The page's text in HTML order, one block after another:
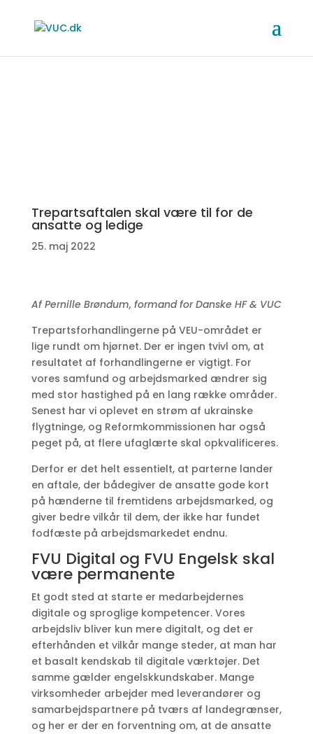
Trepartsaftalen skal være til for de
ansatte og ledige
25. maj 2022
Af Pernille Brøndum, formand for Danske HF & VUC
Trepartsforhandlingerne på VEU-området er
lige rundt om hjørnet. Der er ingen tvivl om, at
resultatet af forhandlingerne er vigtigt. For
vores samfund og arbejdsmarked ændrer sig
med stor hastighed på en lang række områder.
Senest har vi oplevet en strøm af ukrainske
flygtninge, og Reformkommissionen har også
peget på, at flere ufaglærte skal opkvalificeres.
Derfor er det helt essentielt, at parterne lander
en aftale, der bådegiver de ansatte gode kort
på hænderne til fremtidens arbejdsmarked, og
giver bedre vilkår til dem, der ikke har fundet
fodfæste på arbejdsmarkedet endnu.
FVU Digital og FVU Engelsk skal
være permanente
Et godt sted at starte er medarbejdernes
digitale og sproglige kompetencer. Vores
arbejdsliv bliver kun mere digitalt, og det er
efterhånden et vilkår mange steder, at man har
et basalt kendskab til digitale værktøjer. Det
samme gælder engelskkundskaber. Mange
virksomheder arbejder med leverandører og
samarbejdspartnere på tværs af landegrænser,
og her er der en forventning om, at de ansatte